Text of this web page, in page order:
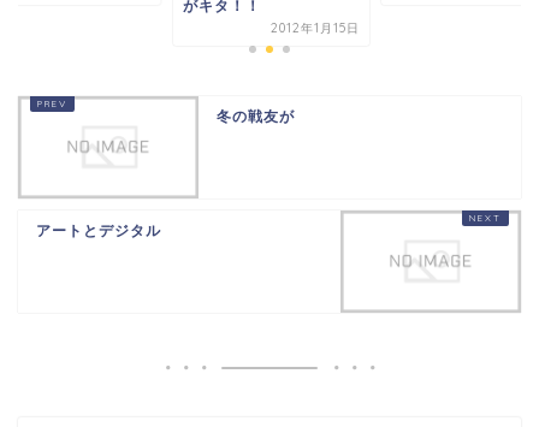
がキタ！！
2012年1月15日
冬の戦友が
アートとデジタル